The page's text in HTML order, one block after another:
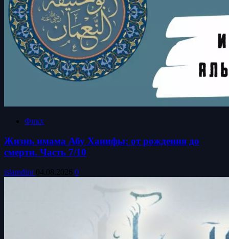
Фикх
Жизнь имама Абу Ханифы: от рождения до
смерти. Часть 7/10
islamdinr 04.08.2026 0